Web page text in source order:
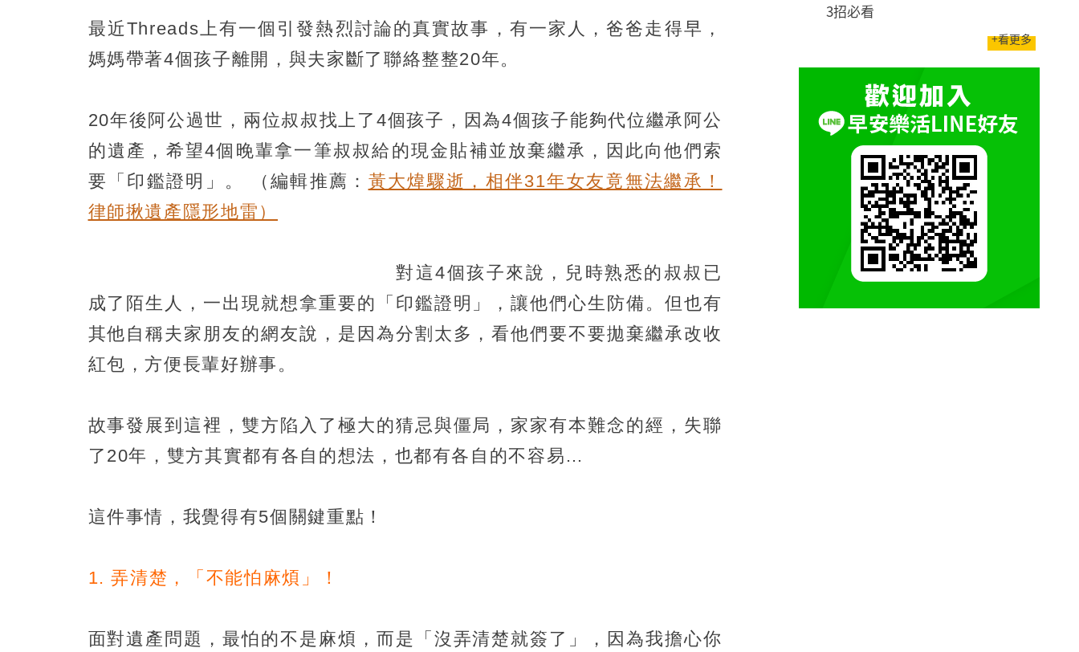
最近Threads上有一個引發熱烈討論的真實故事，有一家人，爸爸走得早，
媽媽帶著4個孩子離開，與夫家斷了聯絡整整20年。
20年後阿公過世，兩位叔叔找上了4個孩子，因為4個孩子能夠代位繼承阿公
的遺產，希望4個晚輩拿一筆叔叔給的現金貼補並放棄繼承，因此向他們索
要「印鑑證明」。
（編輯推薦： 黃大煒驟逝，相伴31年女友竟無法繼承！
律師揪遺產隱形地雷）
對這4個孩子來說，兒時熟悉的叔叔已
成了陌生人，一出現就想拿重要的「印鑑證明」，讓他們心生防備。但也有
其他自稱夫家朋友的網友說，是因為分割太多，看他們要不要拋棄繼承改收
紅包，方便長輩好辦事。
故事發展到這裡，雙方陷入了極大的猜忌與僵局，家家有本難念的經，失聯
了20年，雙方其實都有各自的想法，也都有各自的不容易…
這件事情，我覺得有5個關鍵重點！
1. 弄清楚，「不能怕麻煩」！
面對遺產問題，最怕的不是麻煩，而是「沒弄清楚就簽了」，因為我擔心你
3招必看
+看更多